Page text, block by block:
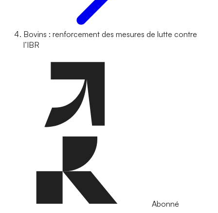
Bovins : renforcement des mesures de lutte contre
l’IBR
Abonné